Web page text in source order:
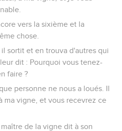
vers la sixième et la
chose.
sortit et en trouva d'autres qui
dit : Pourquoi vous tenez-
faire ?
personne ne nous a loués. Il
ma vigne, et vous recevrez ce
de la vigne dit à son